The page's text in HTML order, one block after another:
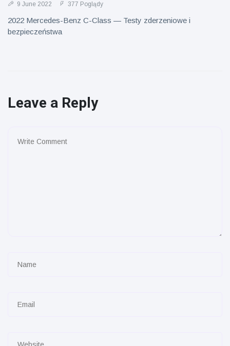
9 June 2022 377 Poglądy
2022 Mercedes-Benz C-Class — Testy zderzeniowe i
bezpieczeństwa
Leave a Reply